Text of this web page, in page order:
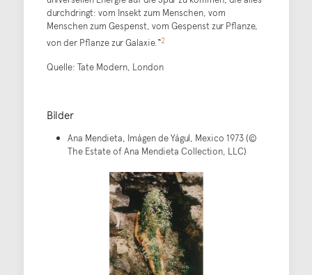
durchdringt: vom Insekt zum Menschen, vom
Menschen zum Gespenst, vom Gespenst zur Pflanze,
von der Pflanze zur Galaxie.“2
Quelle: Tate Modern, London
Bilder
Ana Mendieta, Imágen de Yágul, Mexico 1973 (©
The Estate of Ana Mendieta Collection, LLC)